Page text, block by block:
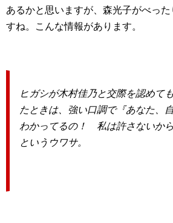
あるかと思いますが、森光子がべっ
すね。こんな情報があります。
ヒガシが木村佳乃と交際を認めて
たときは、強い口調で『あなた、
わかってるの！ 私は許さないか
というウワサ。